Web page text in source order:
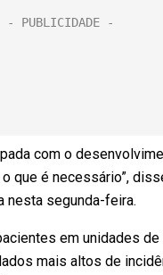
com o
que é necessário”,
nesta segunda-feira.
em unidades
mais altos de